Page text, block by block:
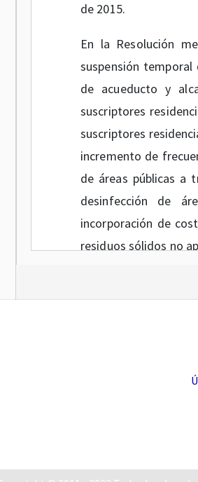
de 2015.
En la Resolución
suspensión
de acueducto y
suscriptores
suscriptores
incremento de
de áreas públicas a
desinfección de
incorporación de
residuos sólidos no
Externa N°
Por otra parte, se
eventos
disminución de la